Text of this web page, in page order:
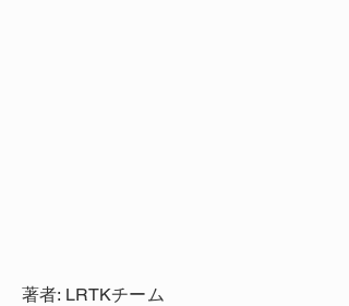
著者: LRTKチーム